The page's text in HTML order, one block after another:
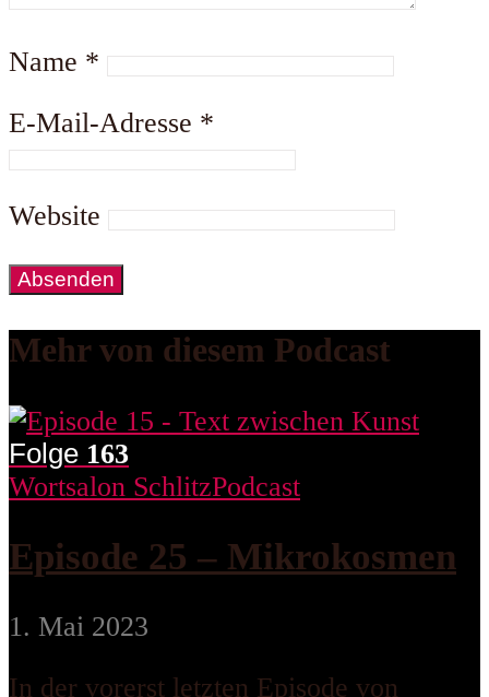
Name *
E-Mail-Adresse *
Website
Mehr von diesem Podcast
Folge 163
Wortsalon SchlitzPodcast
Episode 25 – Mikrokosmen
1. Mai 2023
In der vorerst letzten Episode von